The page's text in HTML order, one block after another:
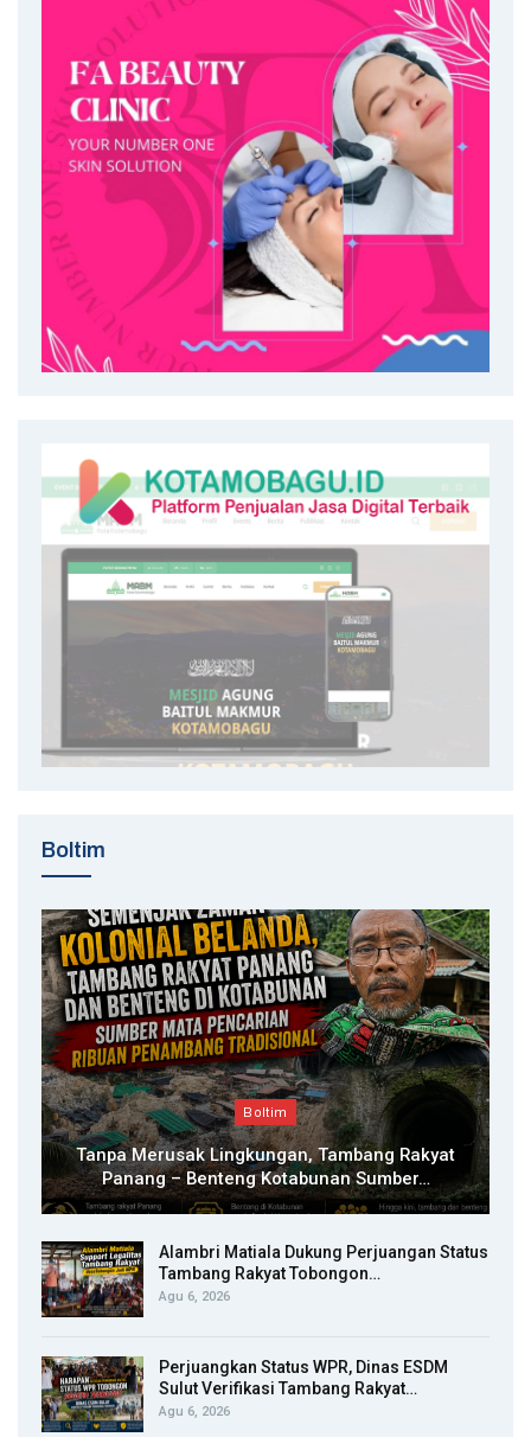
Boltim
Boltim
Tanpa Merusak Lingkungan, Tambang Rakyat
Panang – Benteng Kotabunan Sumber…
Alambri Matiala Dukung Perjuangan Status
Tambang Rakyat Tobongon…
Agu 6, 2026
Perjuangkan Status WPR, Dinas ESDM
Sulut Verifikasi Tambang Rakyat…
Agu 6, 2026